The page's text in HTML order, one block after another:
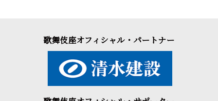
歌舞伎座オフィシャル・パートナー